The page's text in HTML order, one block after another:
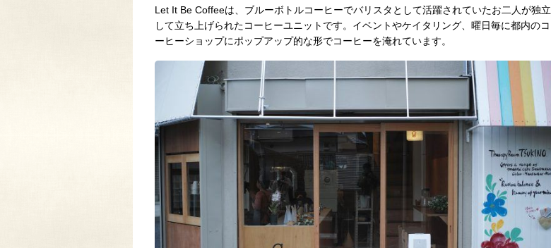
Let It Be Coffeeは、ブルーボトルコーヒーでバリスタとして活躍されていたお二人が独立
して立ち上げられたコーヒーユニットです。イベントやケイタリング、曜日毎に都内のコ
ーヒーショップにポップアップ的な形でコーヒーを淹れています。